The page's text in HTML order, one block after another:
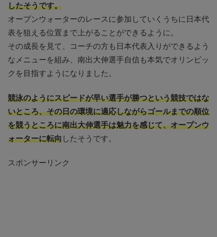
したそうです。
オープンウォーターのレースに参加していくうちに日本代
表を狙える位置まで上がることができるように。
その成長を見て、コーチの方も日本代表入りができるよう
なメニューを組み、南出大伸選手自信も本気でオリンピッ
クを目指すようになりました。
競泳のようにスピードが早い選手が勝つという競技ではな
いところ、その日の環境に適応しながらゴールまでの順位
を競うところに南出大伸選手は魅力を感じて、オープンウ
ォーターに転向したそうです。
スポンサーリンク